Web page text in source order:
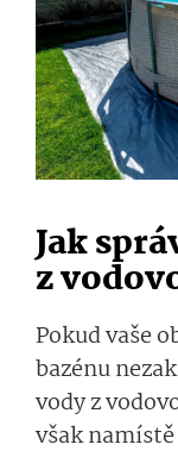
Jak
z
Pokud vaše
bazénu
vody z
však